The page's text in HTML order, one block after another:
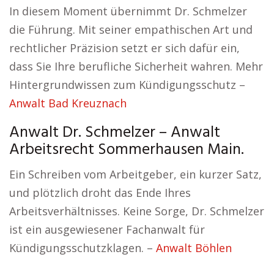
In diesem Moment übernimmt Dr. Schmelzer
die Führung. Mit seiner empathischen Art und
rechtlicher Präzision setzt er sich dafür ein,
dass Sie Ihre berufliche Sicherheit wahren. Mehr
Hintergrundwissen zum Kündigungsschutz –
Anwalt Bad Kreuznach
Anwalt Dr. Schmelzer – Anwalt
Arbeitsrecht Sommerhausen Main.
Ein Schreiben vom Arbeitgeber, ein kurzer Satz,
und plötzlich droht das Ende Ihres
Arbeitsverhältnisses. Keine Sorge, Dr. Schmelzer
ist ein ausgewiesener Fachanwalt für
Kündigungsschutzklagen. – Anwalt Böhlen